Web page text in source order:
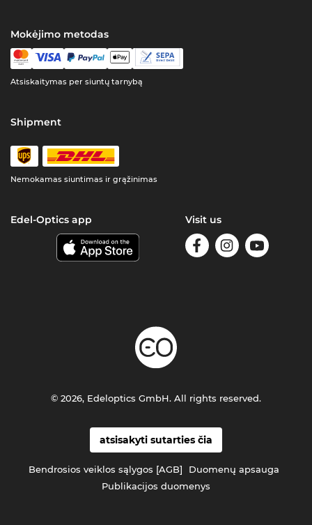
Mokėjimo metodas
Atsiskaitymas per siuntų tarnybą
Shipment
Nemokamas siuntimas ir grąžinimas
Edel-Optics app Visit us
atsisakyti sutarties čia
Bendrosios veiklos sąlygos [AGB]
Duomenų apsauga
Publikacijos duomenys
© 2026, Edeloptics GmbH. All rights reserved.